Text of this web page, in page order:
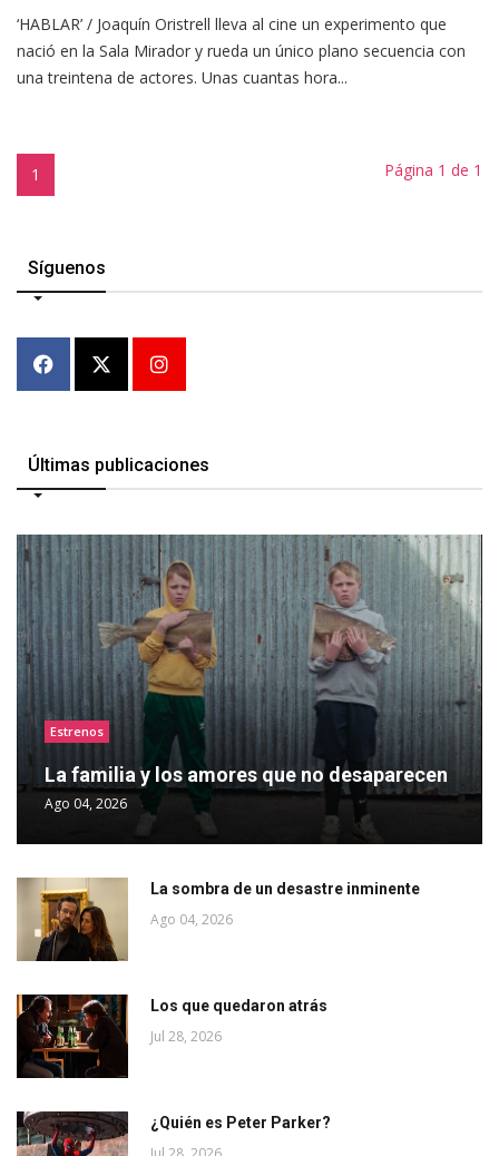
‘HABLAR’ / Joaquín Oristrell lleva al cine un experimento que
nació en la Sala Mirador y rueda un único plano secuencia con
una treintena de actores. Unas cuantas hora...
1 Página 1 de 1
Síguenos
Últimas publicaciones
Estrenos
La familia y los amores que no desaparecen
Ago 04, 2026
La sombra de un desastre inminente
Ago 04, 2026
Los que quedaron atrás
Jul 28, 2026
¿Quién es Peter Parker?